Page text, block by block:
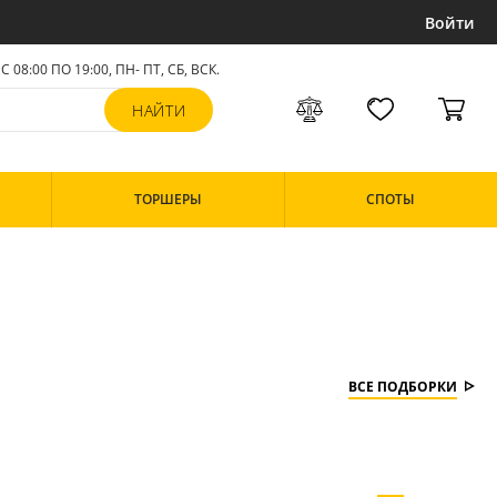
Войти
С 08:00 ПО 19:00, ПН- ПТ,СБ, ВСК.
ТОРШЕРЫ СПОТЫ
ВСЕ ПОДБОРКИ